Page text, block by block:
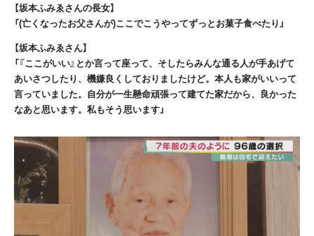
【坂本ふみゑさんの長女】
「(亡くなったお父さんが)ここでこうやってずっとお菓子食べたり」
【坂本ふみゑさん】
「『ここがいい』とか言って座って、そしたらみんな通る人が手あげて
あいさつしたり、機嫌良くしておりましたけど。本人も家がいいって
言っていました。自分が一生懸命頑張って建てた家だから、良かった
なあと思います。私もそう思います」